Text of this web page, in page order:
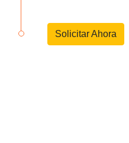
Solicitar Ahora